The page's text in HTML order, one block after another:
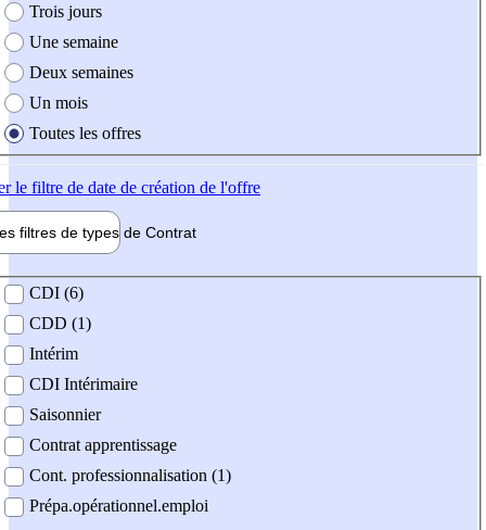
Trois jours
Une semaine
Deux semaines
Un mois
Toutes les offres
le filtre de date de création de l'offre
filtres de types de Contrat
contrat
CDI (6)
CDD (1)
Intérim
CDI Intérimaire
Saisonnier
Contrat apprentissage
Cont. professionnalisation (1)
Prépa.opérationnel.emploi